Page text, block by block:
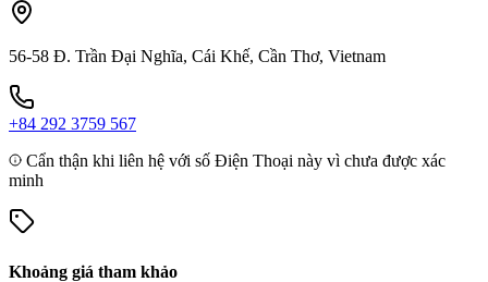
56-58 Đ. Trần Đại Nghĩa, Cái Khế, Cần Thơ, Vietnam
+84 292 3759 567
Cẩn thận khi liên hệ với số Điện Thoại này vì chưa được xác
minh
Khoảng giá tham khảo